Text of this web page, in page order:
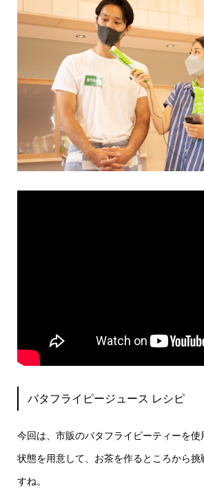
バタフライピージュース レシピ
今回は、市販のバタフライピーティーを
状態を用意して、お茶を作るところから
すね。